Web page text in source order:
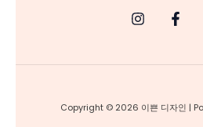
Copyright © 2026 이쁜 디자인 |